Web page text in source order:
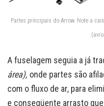
Partes principais do Arrow. Note a
A fuselagem seguia a já
área), onde partes são
com o fluxo de ar, para
e conseqüente arrasto